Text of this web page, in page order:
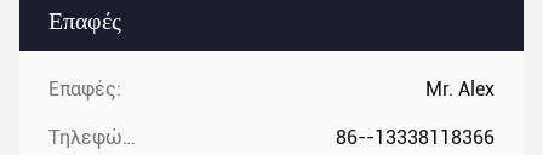
Επαφές
Επαφές: Mr. Alex
Τηλεφώνημα: 86--13338118366